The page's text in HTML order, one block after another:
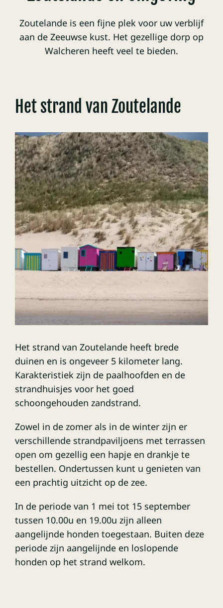
Zoutelande is een fijne plek voor uw verblijf
aan de Zeeuwse kust. Het gezellige dorp op
Walcheren heeft veel te bieden.
Het strand van Zoutelande
Het strand van Zoutelande heeft brede
duinen en is ongeveer 5 kilometer lang.
Karakteristiek zijn de paalhoofden en de
strandhuisjes voor het goed
schoongehouden zandstrand.
Zowel in de zomer als in de winter zijn er
verschillende strandpaviljoens met terrassen
open om gezellig een hapje en drankje te
bestellen. Ondertussen kunt u genieten van
een prachtig uitzicht op de zee.
In de periode van 1 mei tot 15 september
tussen 10.00u en 19.00u zijn alleen
aangelijnde honden toegestaan. Buiten deze
periode zijn aangelijnde en loslopende
honden op het strand welkom.